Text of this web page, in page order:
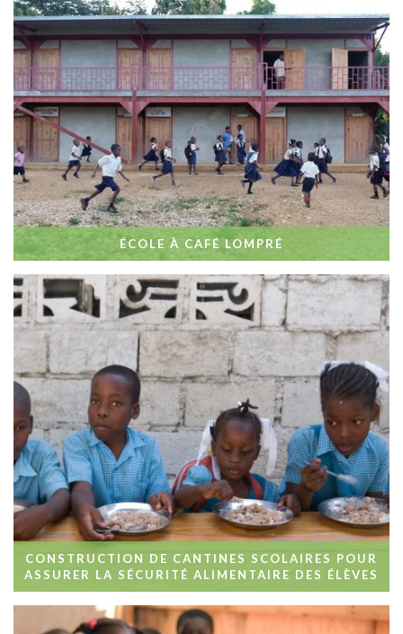
ÉCOLE À CAFÉ LOMPRÉ
CONSTRUCTION DE CANTINES SCOLAIRES POUR
ASSURER LA SÉCURITÉ ALIMENTAIRE DES ÉLÈVES